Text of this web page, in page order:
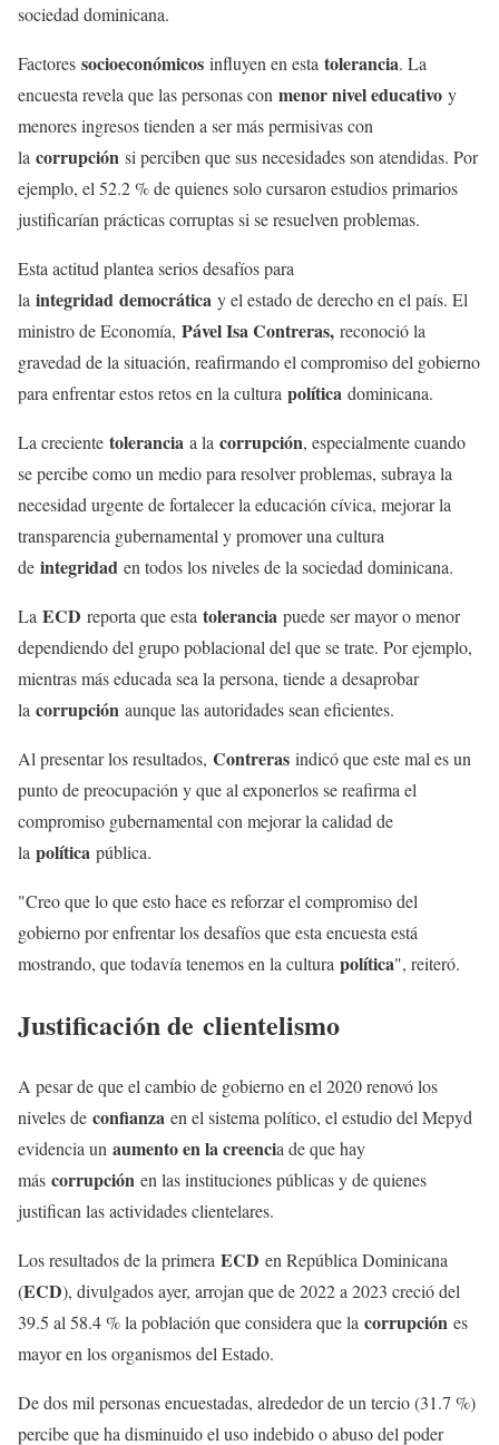
sociedad dominicana.
Factores socioeconómicos influyen en esta tolerancia. La
encuesta revela que las personas con menor nivel educativo y
menores ingresos tienden a ser más permisivas con
la corrupción si perciben que sus necesidades son atendidas. Por
ejemplo, el 52.2 % de quienes solo cursaron estudios primarios
justificarían prácticas corruptas si se resuelven problemas.
Esta actitud plantea serios desafíos para
la integridad democrática y el estado de derecho en el país. El
ministro de Economía, Pável Isa Contreras, reconoció la
gravedad de la situación, reafirmando el compromiso del gobierno
para enfrentar estos retos en la cultura política dominicana.
La creciente tolerancia a la corrupción, especialmente cuando
se percibe como un medio para resolver problemas, subraya la
necesidad urgente de fortalecer la educación cívica, mejorar la
transparencia gubernamental y promover una cultura
de integridad en todos los niveles de la sociedad dominicana.
La ECD reporta que esta tolerancia puede ser mayor o menor
dependiendo del grupo poblacional del que se trate. Por ejemplo,
mientras más educada sea la persona, tiende a desaprobar
la corrupción aunque las autoridades sean eficientes.
Al presentar los resultados, Contreras indicó que este mal es un
punto de preocupación y que al exponerlos se reafirma el
compromiso gubernamental con mejorar la calidad de
la política pública.
"Creo que lo que esto hace es reforzar el compromiso del
gobierno por enfrentar los desafíos que esta encuesta está
mostrando, que todavía tenemos en la cultura política", reiteró.
Justificación de clientelismo
A pesar de que el cambio de gobierno en el 2020 renovó los
niveles de confianza en el sistema político, el estudio del Mepyd
evidencia un aumento en la creencia de que hay
más corrupción en las instituciones públicas y de quienes
justifican las actividades clientelares.
Los resultados de la primera ECD en República Dominicana
(ECD), divulgados ayer, arrojan que de 2022 a 2023 creció del
39.5 al 58.4 % la población que considera que la corrupción es
mayor en los organismos del Estado.
De dos mil personas encuestadas, alrededor de un tercio (31.7 %)
percibe que ha disminuido el uso indebido o abuso del poder